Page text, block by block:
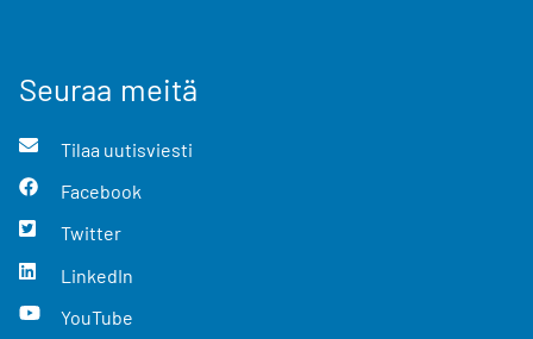
Seuraa meitä
Tilaa uutisviesti
Facebook
Twitter
LinkedIn
YouTube